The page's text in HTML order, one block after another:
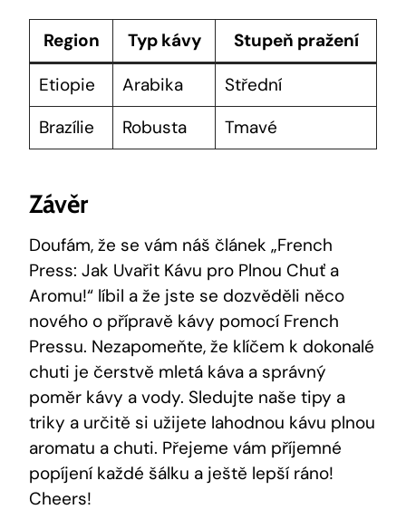
Region Typ kávy
Stupeň pražení
Etiopie
Arabika
Střední
Brazílie
Robusta Tmavé
Závěr
Doufám, že se vám náš článek „French
Press: Jak Uvařit Kávu pro Plnou Chuť a
Aromu!“ líbil a že jste se dozvěděli něco
nového o přípravě kávy pomocí French
Pressu. Nezapomeňte, že klíčem k dokonalé
chuti je čerstvě mletá káva a správný
poměr kávy a vody. Sledujte naše tipy a
triky a určitě si užijete lahodnou kávu plnou
aromatu a chuti. Přejeme vám příjemné
popíjení každé šálku a ještě lepší ráno!
Cheers!